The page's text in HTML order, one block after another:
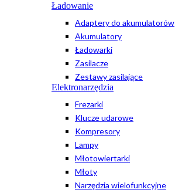
Ładowanie
Adaptery do akumulatorów
Akumulatory
Ładowarki
Zasilacze
Zestawy zasilające
Elektronarzędzia
Frezarki
Klucze udarowe
Kompresory
Lampy
Młotowiertarki
Młoty
Narzędzia wielofunkcyjne